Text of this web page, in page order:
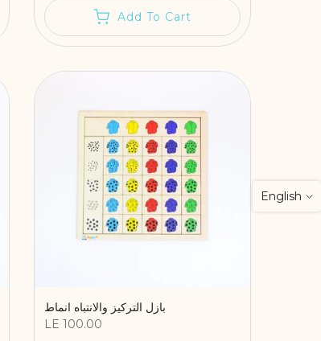
Add To Cart
بازل التركيز والانتباه انماط
LE 100.00
English